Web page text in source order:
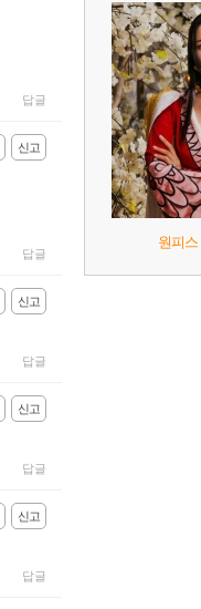
답글
신고
답글
신고
답글
신고
답글
신고
답글
원피